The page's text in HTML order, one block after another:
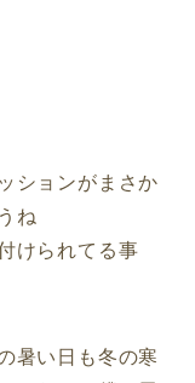
ションがまさか
ね
けられてる事
暑い日も冬の寒